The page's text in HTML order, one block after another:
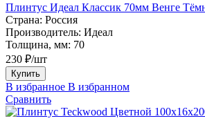
Плинтус Идеал Классик 70мм Венге
Страна: Россия
Производитель: Идеал
Толщина, мм: 70
230 ₽/шт
Купить
В избранное В избранном
Сравнить